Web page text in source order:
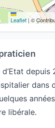
Leaflet |©
depuis
dans
libérale.